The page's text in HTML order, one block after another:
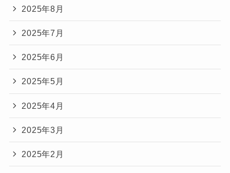
2025年8月
2025年7月
2025年6月
2025年5月
2025年4月
2025年3月
2025年2月